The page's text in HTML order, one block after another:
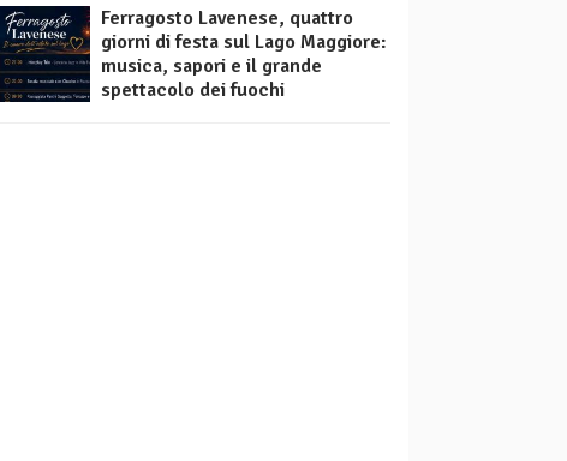
Ferragosto Lavenese, quattro
giorni di festa sul Lago Maggiore:
musica, sapori e il grande
spettacolo dei fuochi